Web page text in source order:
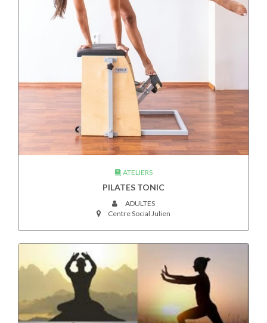
ATELIERS
PILATES TONIC
ADULTES
Centre Social Julien